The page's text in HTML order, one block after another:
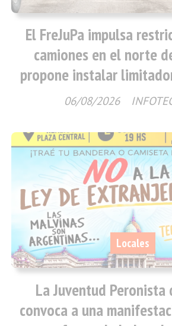
El FreJuPa impulsa
camiones en el norte
propone instalar
06/08/2026
La Juventud Peronista
convoca a una
Locales